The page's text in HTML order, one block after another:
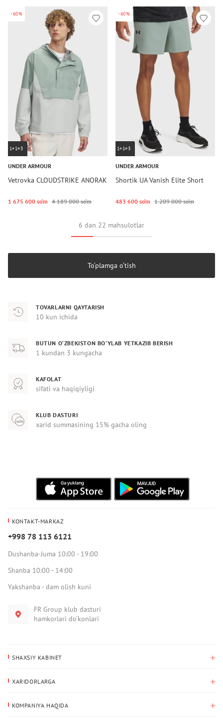
-60%
1+1=3
UNDER ARMOUR
Vetrovka CLOUDSTRIKE ANORAK
1 675 600 so‘m 4 189 000 so‘m
-60%
1+1=3
UNDER ARMOUR
Shortik UA Vanish Elite Short
483 600 so‘m 1 209 000 so‘m
6 dan 22 mahsulotlar
To‘plamga o‘tish
TOVARLARNI QAYTARISH
10 kun ichida
BUTUN O‘ZBEKISTON BO‘YLAB YETKAZIB BERISH
1 kundan 3 kungacha
KAFOLAT
sifati va haqiqiyligi
KLUB DASTURI
xarid summasining 15% gacha oling
KONTAKT-MARKAZ
+998 78 113 6121
Dushanba-Juma 10:00 - 19:00
Shanba 10:00 - 14:00
Yakshanba - dam olish kuni
FR Group klub dasturi
hamkorlari do‘konlari
SHAXSIY KABINET
Yetkazib berish manzili
XARIDORLARGA
KOMPANIYA HAQIDA